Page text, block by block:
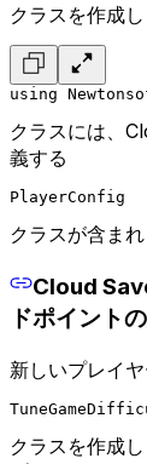
クラスを作成し
using
クラスには、
義する
PlayerConfig
クラスが含まれ
Cloud
ドポイント
新しいプレイ
クラスを作成